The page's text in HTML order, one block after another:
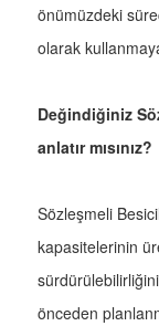
önümüzdeki
olarak
Değindiğiniz
anlatır mısınız?
Sözleşmeli
kapasitelerinin
önceden